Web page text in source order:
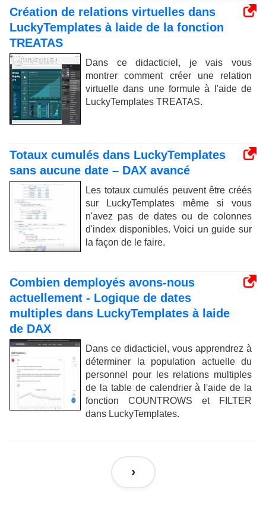
Création de relations virtuelles dans
LuckyTemplates à laide de la fonction
TREATAS
Dans ce didacticiel, je vais vous
montrer comment créer une relation
virtuelle dans une formule à l'aide de
LuckyTemplates TREATAS.
Totaux cumulés dans LuckyTemplates
sans aucune date – DAX avancé
Les totaux cumulés peuvent être créés
sur LuckyTemplates même si vous
n'avez pas de dates ou de colonnes
d'index disponibles. Voici un guide sur
la façon de le faire.
Combien demployés avons-nous
actuellement - Logique de dates
multiples dans LuckyTemplates à laide
de DAX
Dans ce didacticiel, vous apprendrez à
déterminer la population actuelle du
personnel pour les relations multiples
de la table de calendrier à l'aide de la
fonction COUNTROWS et FILTER
dans LuckyTemplates.